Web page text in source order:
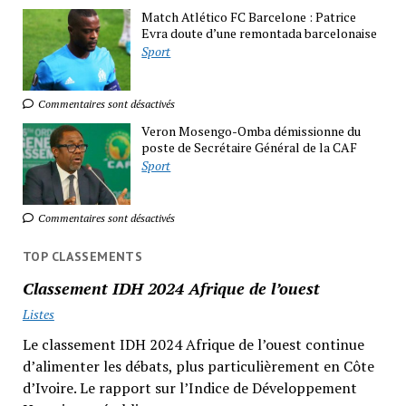
Match Atlético FC Barcelone : Patrice
Evra doute d’une remontada barcelonaise
Sport
Commentaires sont désactivés
Veron Mosengo-Omba démissionne du
poste de Secrétaire Général de la CAF
Sport
Commentaires sont désactivés
TOP CLASSEMENTS
Classement IDH 2024 Afrique de l’ouest
Listes
Le classement IDH 2024 Afrique de l’ouest continue
d’alimenter les débats, plus particulièrement en Côte
d’Ivoire. Le rapport sur l’Indice de Développement